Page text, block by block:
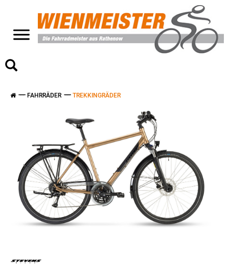
FAHRRÄDER TREKKINGRÄDER